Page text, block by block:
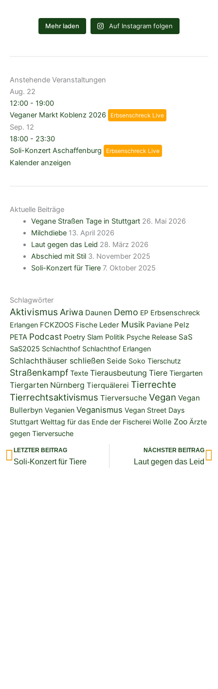
Mehr laden Auf Instagram folgen
Anstehende Veranstaltungen
Aug. 22
12:00 - 19:00
Veganer Markt Koblenz 2026
Erbsenschreck Live
Sep. 12
18:00 - 23:30
Soli-Konzert Aschaffenburg
Erbsenschreck Live
Kalender anzeigen
Aktuelle Beiträge
Vegane Straßen Tage in Stuttgart 26. Mai 2026
Milchdiebe 13. April 2026
Laut gegen das Leid 28. März 2026
Abschied mit Stil 3. November 2025
Soli-Konzert für Tiere 7. Oktober 2025
Schlagwörter
Aktivismus Ariwa Daunen Demo EP Erbsenschreck
Erlangen FCKZOOS Fische Leder Musik Paviane Pelz
PETA Podcast Poetry Slam Politik Psyche Release SaS
SaS2025 Schlachthof Schlachthof Erlangen
Schlachthäuser schließen Seide Soko Tierschutz
Straßenkampf Texte Tierausbeutung Tiere Tiergarten
Tiergarten Nürnberg Tierquälerei Tierrechte
Tierrechtsaktivismus Tierversuche Vegan Vegan
Bullerbyn Veganien Veganismus Vegan Street Days
Stuttgart Welttag für das Ende der Fischerei Wolle Zoo Ärzte
gegen Tierversuche
Zurück
LETZTER BEITRAG
Soli-Konzert für Tiere
NÄCHSTER BEITRAG
Laut gegen das Leid